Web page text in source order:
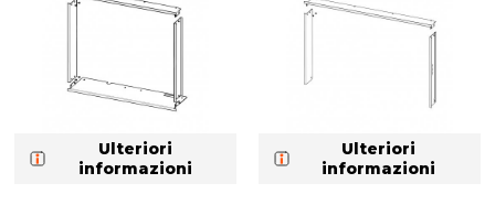
Ulteriori
informazioni
Ulteriori
informazioni